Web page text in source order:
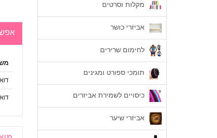
מקלות וסרטים
אביזרי כושר
לחימום שרירים
תומכי ספורט ומגינים
כיסויים לשמירת אביזרים
אביזרי שיער